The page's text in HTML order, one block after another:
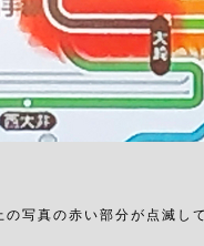
写真の赤い部分が点滅し